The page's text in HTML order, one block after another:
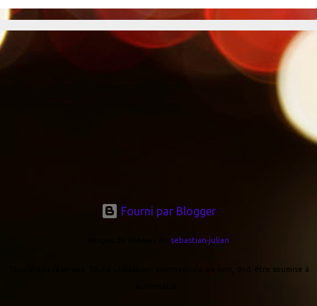
Fourni par Blogger
sebastian-julian
Tous droits réservés. Toute utilisation, commerciale ou non, doit être soumise à